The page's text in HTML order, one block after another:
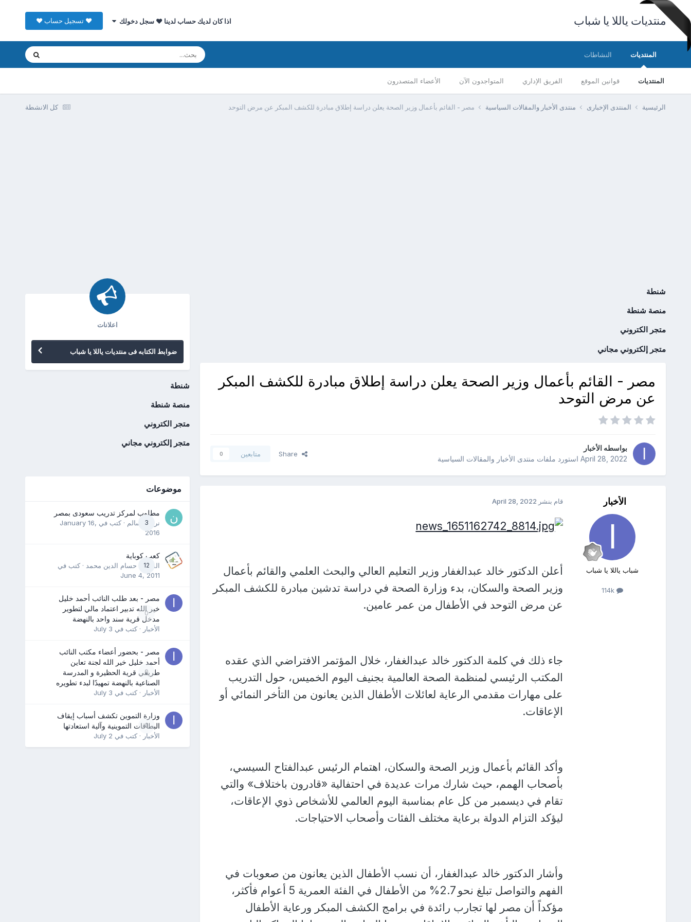
منتديات ياللا يا شباب اذا كان لديك حساب لدينا ♥ سجل دخولك ♥ تسجيل حساب ♥
المنتديات
المنتديات قوانين الموقع الفريق الإداري المتواجدون الآن الأعضاء المتصدرون
النشاطات
كل الانشطة الرئيسية المنتدى الإخبارى منتدى الأخبار والمقالات السياسية مصر - القائم بأعمال وزير الصحة يعلن دراسة إطلاق مبادرة للكشف المبكر عن مرض التوحد
شنطة
منصة شنطة
متجر الكتروني
متجر إلكتروني مجاني
مصر - القائم بأعمال وزير الصحة يعلن دراسة إطلاق مبادرة للكشف المبكر
عن مرض التوحد
بواسطه الأخبار
April 28, 2022استورد ملفات منتدى الأخبار والمقالات السياسية
Share متابعين 0
الأخبار
شباب ياللا يا شباب
114k
قام بنشر April 28, 2022
أعلن الدكتور خالد عبدالغفار وزير التعليم العالي والبحث العلمي والقائم بأعمال
وزير الصحة والسكان، بدء وزارة الصحة في دراسة تدشين مبادرة للكشف المبكر
عن مرض التوحد في الأطفال من عمر عامين.
جاء ذلك في كلمة الدكتور خالد عبدالغفار، خلال المؤتمر الافتراضي الذي عقده
المكتب الرئيسي لمنظمة الصحة العالمية بجنيف اليوم الخميس، حول التدريب
على مهارات مقدمي الرعاية لعائلات الأطفال الذين يعانون من التأخر النمائي أو
الإعاقات.
وأكد القائم بأعمال وزير الصحة والسكان، اهتمام الرئيس عبدالفتاح السيسي،
بأصحاب الهمم، حيث شارك مرات عديدة في احتفالية «قادرون باختلاف» والتي
تقام في ديسمبر من كل عام بمناسبة اليوم العالمي للأشخاص ذوي الإعاقات،
ليؤكد التزام الدولة برعاية مختلف الفئات وأصحاب الاحتياجات.
وأشار الدكتور خالد عبدالغفار، أن نسب الأطفال الذين يعانون من صعوبات في
الفهم والتواصل تبلغ نحو 2.7% من الأطفال في الفئة العمرية 5 أعوام فأكثر،
مؤكداً أن مصر لها تجارب رائدة في برامج الكشف المبكر ورعاية الأطفال
اعلانات
ضوابط الكتابه فى منتديات ياللا يا شباب
شنطة
منصة شنطة
متجر الكتروني
متجر إلكتروني مجاني
موضوعات
3
مطلوب لمركز تدريب سعودى بمصر
نرمين سالم · كتب في January 16,
2016
12
كعب كوباية
المدرب حسام الدين محمد · كتب في
June 4, 2011
0
مصر - بعد طلب النائب أحمد خليل
خير الله تدبير اعتماد مالي لتطوير
مدخل قرية سند واحد بالنهضة
الأخبار · كتب في July 3
0
مصر - بحضور أعضاء مكتب النائب
أحمد خليل خير الله لجنة تعاين
طريقي قرية الحظيرة و المدرسة
الصناعية بالنهضة تمهيدًا لبدء تطويره
الأخبار · كتب في July 3
0
وزارة التموين تكشف أسباب إيقاف
البطاقات التموينية وآلية استعادتها
الأخبار · كتب في July 2